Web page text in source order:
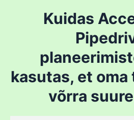
Kuidas
kasutas, et
võrra